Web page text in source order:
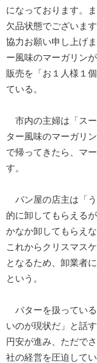
になっております。
欠品状態でございま
協力お願い申し上げ
ー風味のマーガリン
販売を「お１人様１
ている。
市内の主婦は「ス
ター風味のマーガリ
で帰ってきたら、マ
す。
パン屋の店主は「
的に卸してもらえる
かなか卸してもらえ
これからクリスマス
となるため、卸業者
という。
バターを扱ってい
いのが現状だ」と話
円安が進み、ただで
社の経営を圧迫して